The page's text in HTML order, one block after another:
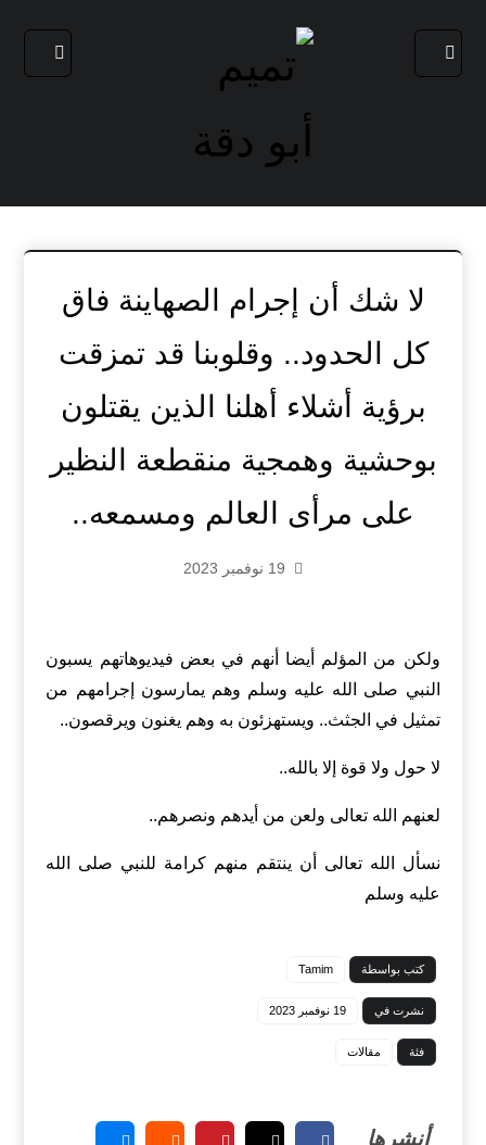
لا شك أن إجرام الصهاينة فاق
كل الحدود.. وقلوبنا قد تمزقت
برؤية أشلاء أهلنا الذين يقتلون
بوحشية وهمجية منقطعة النظير
على مرأى العالم ومسمعه..
19 نوفمبر 2023
ولكن من المؤلم أيضا أنهم في بعض فيديوهاتهم يسبون
النبي صلى الله عليه وسلم وهم يمارسون إجرامهم من
تمثيل في الجثث.. ويستهزئون به وهم يغنون ويرقصون..
لا حول ولا قوة إلا بالله..
لعنهم الله تعالى ولعن من أيدهم ونصرهم..
نسأل الله تعالى أن ينتقم منهم كرامة للنبي صلى الله
عليه وسلم
كتب بواسطة Tamim
نشرت في 19 نوفمبر 2023
فئة مقالات